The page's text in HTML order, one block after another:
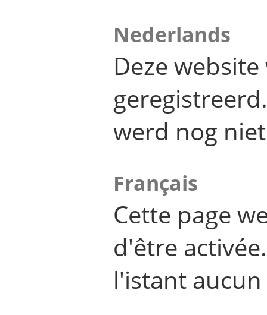
Nederlands
Deze
werd nog
Français
Cette page
d'être
l'istant